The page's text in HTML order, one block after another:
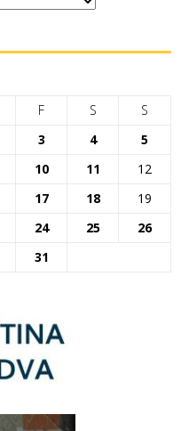
F S
S
3 4
5
10 11
12
17 18
19
24 25
26
31